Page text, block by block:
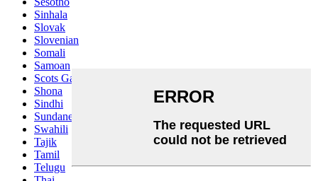
Sinhala
Slovak
Slovenian
Somali
Samoan
Scots Gaelic
Shona
Sindhi
Sundanese
Swahili
Tajik
Tamil
Telugu